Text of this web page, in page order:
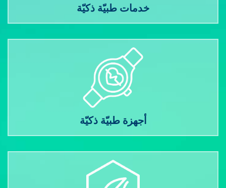
خدمات طبيّة ذكيّة
أجهزة طبيّة ذكيّة